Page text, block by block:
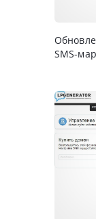
SMS-